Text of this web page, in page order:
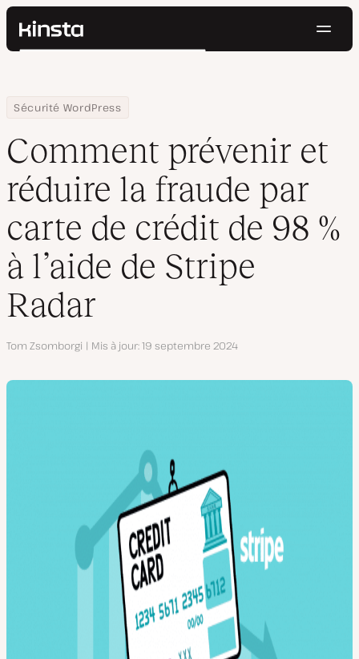
Kinsta®
Prix
Contact
Rechercher
Home
Centre de ressources
Blog
Sécurité WordPress
Comment prévenir et réduire la fraude par carte de crédit de 98
Comment prévenir et
réduire la fraude par
carte de crédit de 98 %
à l’aide de Stripe
Radar
Auteur
Tom Zsomborgi Mis à jour 19 septembre 2024